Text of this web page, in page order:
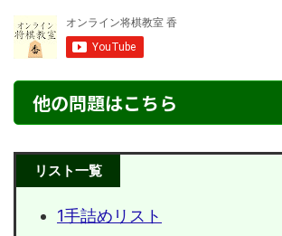
他の問題はこちら
リスト一覧
1手詰めリスト